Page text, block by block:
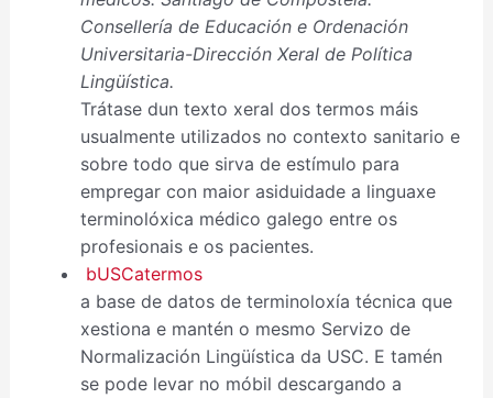
Consellería de Educación e Ordenación
Universitaria-Dirección Xeral de Política
Lingüística.
Trátase dun texto xeral dos termos máis
usualmente utilizados no contexto sanitario e
sobre todo que sirva de estímulo para
empregar con maior asiduidade a linguaxe
terminolóxica médico galego entre os
profesionais e os pacientes.
bUSCatermos
a base de datos de terminoloxía técnica que
xestiona e mantén o mesmo Servizo de
Normalización Lingüística da USC. E tamén
se pode levar no móbil descargando a